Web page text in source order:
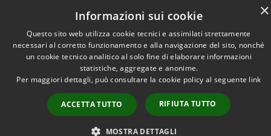
×
Informazioni sui cookie
Questo sito web utilizza cookie tecnici e assimilati strettamente
necessari al corretto funzionamento e alla navigazione del sito, nonché
un cookie tecnico analitico al solo fine di elaborare informazioni
statistiche, aggregate e anonime.
Per maggiori dettagli, può consultare la cookie policy al seguente link
ACCETTA TUTTO RIFIUTA TUTTO
MOSTRA DETTAGLI